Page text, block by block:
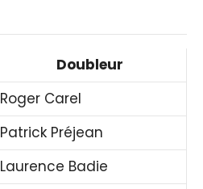
Doubleur
Roger Carel
Patrick Préjean
Laurence Badie